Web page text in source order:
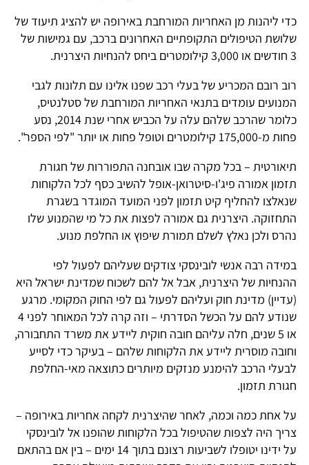
כדי ליהנות מן האחריות המורחבת באירופה יש להציג תיעוד של
שלושת הטיפולים התקופתיים האחרונים ברכב, עם גמישות של
3 חודשים או 3,000 קילומטרים ביחס להנחיות היצרנית.
רוב רובם המכריע של בעלי רכב שפנו אלינו עם תלונות לגבי
המנועים עומדים בתנאי האחריות המורחבת של סטלנטיס,
כלומר שהרכב שלהם עלה על הכביש אחרי שנת 2014, נסע
פחות מ-175,000 קילומטרים וטופל פחות או יותר "לפי הספר".
תיאורטית – בכל מקרה שבו אובחנה התפוררות של חגורת
תזמון אמורה פיג'ו-סיטרואן-אופל להשיב כסף לכל הלקוחות
שנאלצו להחליף קיט תזמון לפני המועד המוגדר בשגרת
התחזוקה. היצרנית גם אמורה לפצות את כל מי שהמנוע שלו
נהרס ולכן נאלץ לשלם תמורת שיפוץ או החלפת מנוע.
במידה רבה אנשי לובינסקי צודקים שעליהם לפעול לפי
ההנחיות של היצרנית, אבל אל להם לשכוח שמדינת ישראל היא
(עדיין) מדינת חוק ועליהם לפעול גם לפי החוק המקומי. מרגע
שנודע להם על הכשל הסדרתי – וזה קרה לכל המאוחר לפני 4
או 5 שנים, חלה עליהם חובה חוקית ליידע את משרד התחבורה,
וחובה מוסרית ליידע את הלקוחות שלהם – בעיקר כדי לסייע
לבעלי הרכב להימנע מנזקים מיותרים כתוצאה מאי-החלפת
חגורת תזמון.
על אחת כמה וכמה, לאחר שהיצרנית לקחה אחריות באירופה –
צריך היה לצפות שהטיפול בכל הלקוחות שהופנו אל לובינסקי
על ידינו יטופלו לשביעות רצונם בתוך 14 ימים – בין אם בהתאם